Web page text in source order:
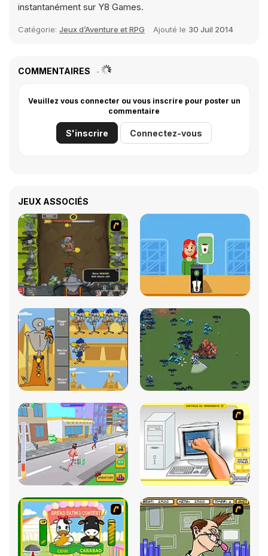
instantanément sur Y8 Games.
Catégorie: Jeux d’Aventure et RPG Ajouté le 30 Juil 2014
COMMENTAIRES
Veuillez vous connecter ou vous inscrire pour poster un
commentaire
S'inscrire Connectez-vous
JEUX ASSOCIÉS